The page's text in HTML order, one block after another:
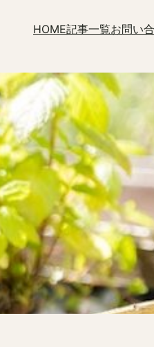
HOME記事一覧お問い